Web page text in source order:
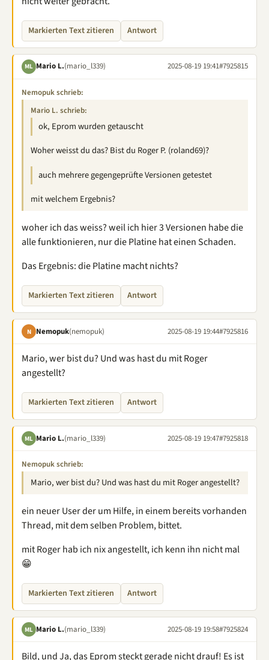
Markierten Text zitieren Antwort
ML Mario L.(mario_l339) 2025-08-19 19:41#7925815
Nemopuk schrieb:
Mario L. schrieb:
ok, Eprom wurden getauscht
Woher weisst du das? Bist du Roger P. (roland69)?
auch mehrere gegengeprüfte Versionen getestet
mit welchem Ergebnis?
woher ich das weiss? weil ich hier 3 Versionen habe die
alle funktionieren, nur die Platine hat einen Schaden.
Das Ergebnis: die Platine macht nichts?
Markierten Text zitieren Antwort
N Nemopuk(nemopuk) 2025-08-19 19:44#7925816
Mario, wer bist du? Und was hast du mit Roger
angestellt?
Markierten Text zitieren Antwort
ML Mario L.(mario_l339) 2025-08-19 19:47#7925818
Nemopuk schrieb:
Mario, wer bist du? Und was hast du mit Roger angestellt?
ein neuer User der um Hilfe, in einem bereits vorhanden
Thread, mit dem selben Problem, bittet.
mit Roger hab ich nix angestellt, ich kenn ihn nicht mal
😁
Markierten Text zitieren Antwort
ML Mario L.(mario_l339) 2025-08-19 19:58#7925824
Bild, und Ja, das Eprom steckt gerade nicht drauf! Es ist